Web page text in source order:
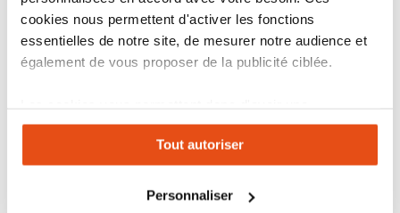
cookies nous permettent d'activer les fonctions
essentielles de notre site, de mesurer notre audience et
également de vous proposer de la publicité ciblée.
expérience personnalisée sur notre site. Vous pouvez
changer votre choix à n'importe quel moment. Refuser
tous les cookies peut limiter certaines fonctionnalités.
Tout autoriser
Personnaliser
l'intérieur du piège attire les mouches qui s'introduisent
par des trous présents sur le haut. Une fois à l'intérieur,
ces dernières ce retrouvent prises au piège et finissent
par mourrir.
attractif piege a mouche
, mais vous avez également
la possibilité de faire un mélange attractif maison
Il vous suffit de le suspendre à un arbre ou de le